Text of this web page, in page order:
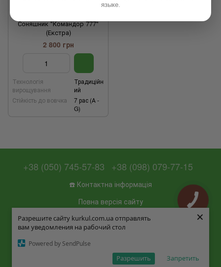
Разрешите сайту kurkul.com.ua отправлять
вам уведомления на рабочий стол
Powered by SendPulse
Запретить
Разрешить
×
Разрешите сайту kurkul.com.ua отправлять
вам уведомления на рабочий стол
Powered by SendPulse
Запретить
Разрешить
×
Соняшник "Командор 777"
(Екстра)
2 800 грн
Технологія
вирощування
Традиційн
ий
Стійкість до вовчка
7 рас (А -
G)
+38 (050) 745-57-83 +38 (098) 079-77-15
☎️ Контактна інформація
Повна версія сайту
📜 Мапа сайту
Рус
языке.